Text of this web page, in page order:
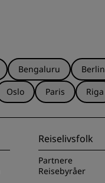
Bengaluru Berlin
Oslo Paris Riga
Reiselivsfolk
Partnere
Reisebyråer